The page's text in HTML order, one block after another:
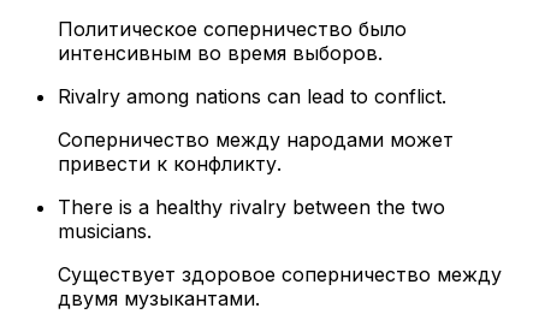
Политическое соперничество было
интенсивным во время выборов.
Rivalry among nations can lead to conflict.
Соперничество между народами может
привести к конфликту.
There is a healthy rivalry between the two
musicians.
Существует здоровое соперничество между
двумя музыкантами.